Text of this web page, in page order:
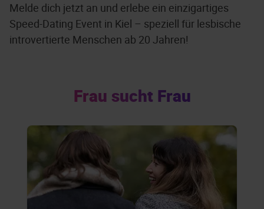
Melde dich jetzt an und erlebe ein einzigartiges
Speed-Dating Event in Kiel – speziell für lesbische
introvertierte Menschen ab 20 Jahren!
Frau sucht Frau